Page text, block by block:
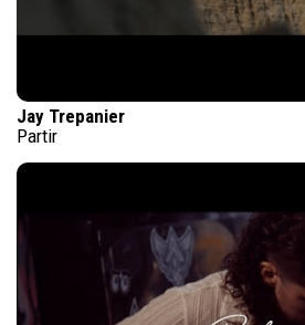
Jay Trepanier
Partir